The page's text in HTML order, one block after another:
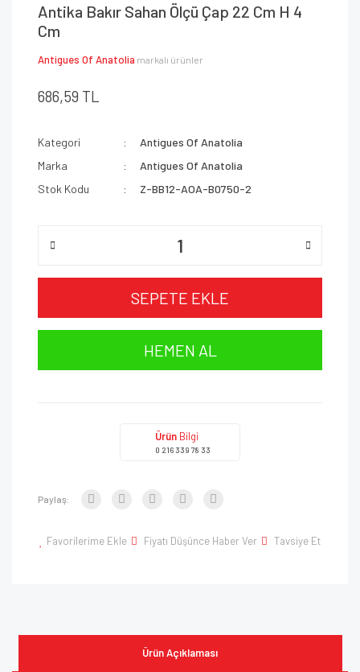
Antika Bakır Sahan Ölçü Çap 22 Cm H 4
Cm
Antigues Of Anatolia markalı ürünler
686,59 TL
Kategori
Antigues Of Anatolia
Marka
Antigues Of Anatolia
Stok Kodu
Z-BB12-AOA-B0750-2
SEPETE EKLE
HEMEN AL
Ürün Bilgi
0 216 339 78 33
Paylaş:
Favorilerime Ekle Fiyatı Düşünce Haber Ver Tavsiye Et
Ürün Açıklaması